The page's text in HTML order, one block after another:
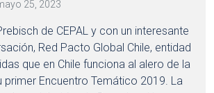
25, 2023
de CEPAL y con un interesante
Red Pacto Global Chile, entidad
que en Chile funciona al alero de la
primer Encuentro Temático 2019. La